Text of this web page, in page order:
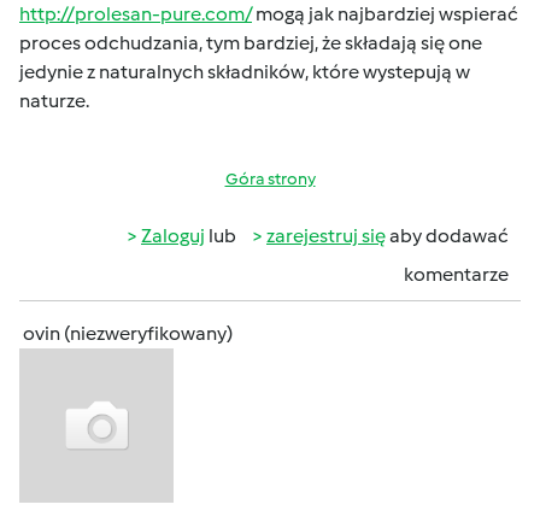
http://prolesan-pure.com/mogą jak najbardziej wspierać
proces odchudzania, tym bardziej, że składają się one
jedynie z naturalnych składników, które wystepują w
naturze.
Góra strony
Zaloguj lub zarejestruj sięaby dodawać
komentarze
ovin (niezweryfikowany)